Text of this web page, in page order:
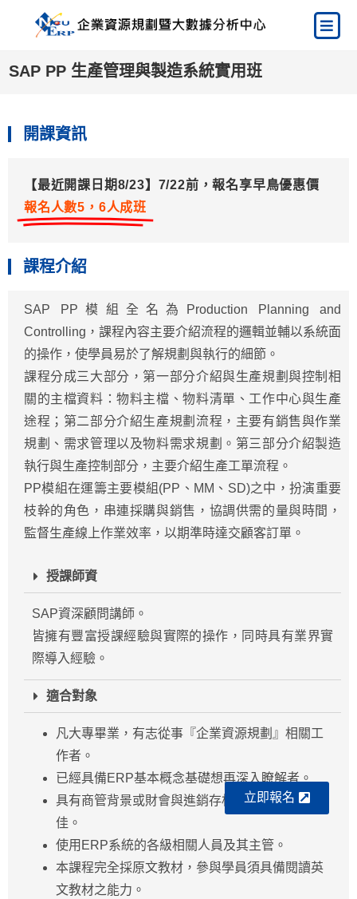
SAP PP 生產管理與製造系統實用班
開課資訊
【最近開課日期8/23】7/22前，報名享早鳥優惠價
報名人數5，6人成班
立即報名
課程介紹
SAP PP模組全名為Production Planning and
Controlling，課程內容主要介紹流程的邏輯並輔以系統面
的操作，使學員易於了解規劃與執行的細節。
課程分成三大部分，第一部分介紹與生產規劃與控制相
關的主檔資料：物料主檔、物料清單、工作中心與生產
途程；第二部分介紹生產規劃流程，主要有銷售與作業
規劃、需求管理以及物料需求規劃。第三部分介紹製造
執行與生產控制部分，主要介紹生產工單流程。
PP模組在運籌主要模組(PP、MM、SD)之中，扮演重要
枝幹的角色，串連採購與銷售，協調供需的量與時間，
監督生產線上作業效率，以期準時達交顧客訂單。
授課師資
SAP資深顧問講師。
皆擁有豐富授課經驗與實際的操作，同時具有業界實
際導入經驗。
適合對象
凡大專畢業，有志從事『企業資源規劃』相關工
作者。
已經具備ERP基本概念基礎想再深入瞭解者。
具有商管背景或財會與進銷存相關工作經驗者尤
佳。
使用ERP系統的各級相關人員及其主管。
本課程完全採原文教材，參與學員須具備閱讀英
文教材之能力。